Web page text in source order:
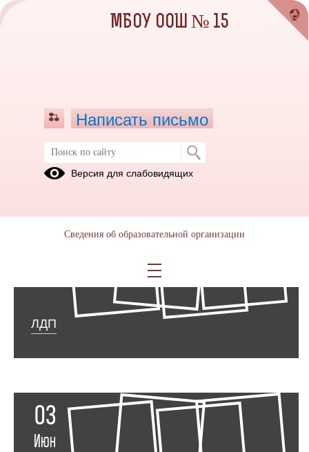
Фотоальбомы
ЛДП
03
Июн
МБОУ ООШ № 15
Написать письмо
Версия для слабовидящих
Сведения об образовательной организации